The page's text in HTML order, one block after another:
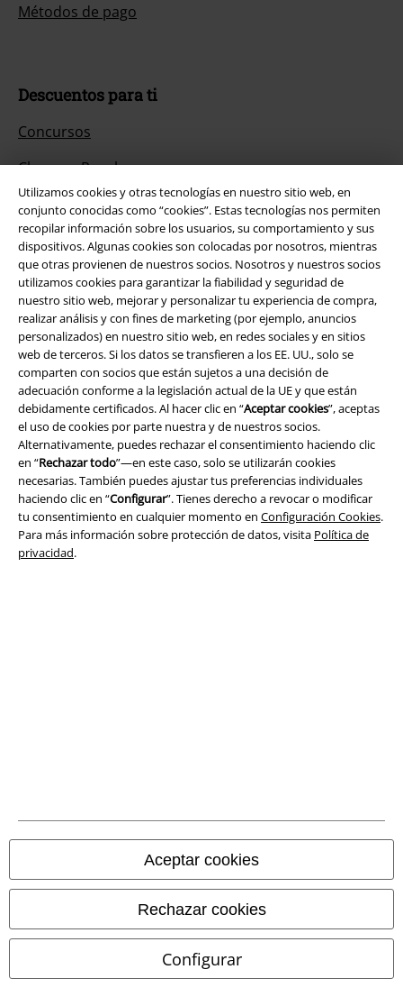
Utilizamos cookies y otras tecnologías en nuestro sitio web, en
conjunto conocidas como “cookies”. Estas tecnologías nos permiten
recopilar información sobre los usuarios, su comportamiento y sus
dispositivos. Algunas cookies son colocadas por nosotros, mientras
que otras provienen de nuestros socios. Nosotros y nuestros socios
utilizamos cookies para garantizar la fiabilidad y seguridad de
nuestro sitio web, mejorar y personalizar tu experiencia de compra,
realizar análisis y con fines de marketing (por ejemplo, anuncios
personalizados) en nuestro sitio web, en redes sociales y en sitios
web de terceros. Si los datos se transfieren a los EE. UU., solo se
comparten con socios que están sujetos a una decisión de
adecuación conforme a la legislación actual de la UE y que están
debidamente certificados. Al hacer clic en “Aceptar cookies”, aceptas
el uso de cookies por parte nuestra y de nuestros socios.
Alternativamente, puedes rechazar el consentimiento haciendo clic
en “Rechazar todo”—en este caso, solo se utilizarán cookies
necesarias. También puedes ajustar tus preferencias individuales
haciendo clic en “Configurar”. Tienes derecho a revocar o modificar
tu consentimiento en cualquier momento en Configuración Cookies.
Para más información sobre protección de datos, visita Política de
privacidad.
Aceptar cookies
Rechazar cookies
Configurar
Métodos de pago
Descuentos para ti
Concursos
Cheques Regalo
Descuento para estudiantes
EMP Backstage Club
Sobre EMP
EMP Eventos
Programa de Afiliados
Sostenibilidad
Métodos de pago
adelantado